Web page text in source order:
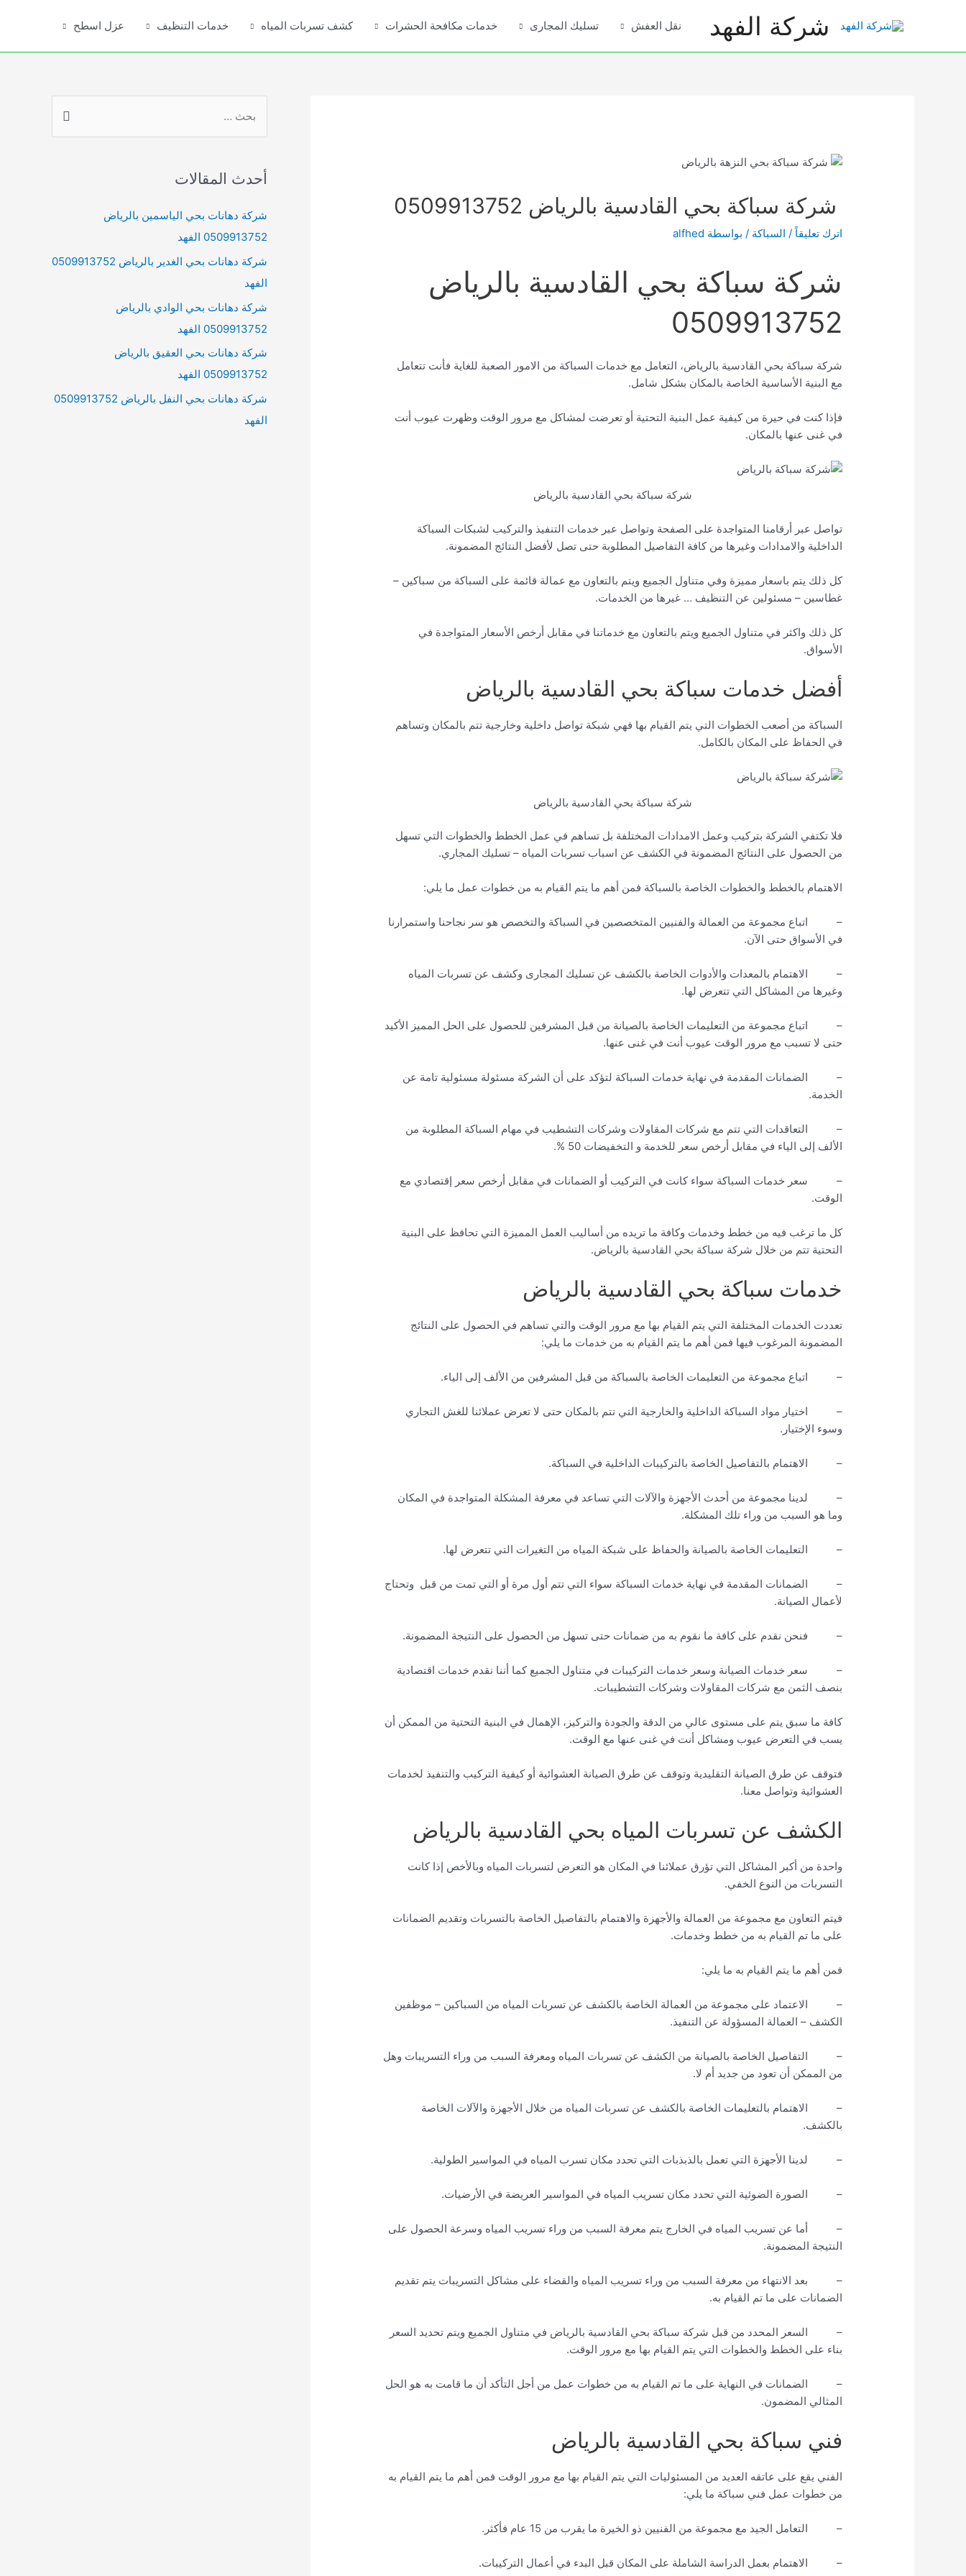
شركة الفهد نقل العفش تسليك المجارى خدمات مكافحة الحشرات كشف تسربات المياه خدمات التنظيف عزل اسطح
شركة سباكة بحي القادسية بالرياض 0509913752
اترك تعليقاً / السباكة / بواسطة alfhed
شركة سباكة بحي القادسية بالرياض
0509913752
شركة سباكة بحي القادسية بالرياض، التعامل مع خدمات السباكة من الامور الصعبة للغاية فأنت تتعامل
مع البنية الأساسية الخاصة بالمكان بشكل شامل.
فإذا كنت في حيرة من كيفية عمل البنية التحتية أو تعرضت لمشاكل مع مرور الوقت وظهرت عيوب أنت
في غنى عنها بالمكان.
شركة سباكة بحي القادسية بالرياض
تواصل عبر أرقامنا المتواجدة على الصفحة وتواصل عبر خدمات التنفيذ والتركيب لشبكات السباكة
الداخلية والامدادات وغيرها من كافة التفاصيل المطلوبة حتى تصل لأفضل النتائج المضمونة.
كل ذلك يتم باسعار مميزة وفي متناول الجميع ويتم بالتعاون مع عمالة قائمة على السباكة من سباكين –
غطاسين – مسئولين عن التنظيف … غيرها من الخدمات.
كل ذلك واكثر في متناول الجميع ويتم بالتعاون مع خدماتنا في مقابل أرخص الأسعار المتواجدة في
الأسواق.
أفضل خدمات سباكة بحي القادسية بالرياض
السباكة من أصعب الخطوات التي يتم القيام بها فهي شبكة تواصل داخلية وخارجية تتم بالمكان وتساهم
في الحفاظ على المكان بالكامل.
شركة سباكة بحي القادسية بالرياض
فلا تكتفي الشركة بتركيب وعمل الامدادات المختلفة بل تساهم في عمل الخطط والخطوات التي تسهل
من الحصول على النتائج المضمونة في الكشف عن اسباب تسربات المياه – تسليك المجاري.
الاهتمام بالخطط والخطوات الخاصة بالسباكة فمن أهم ما يتم القيام به من خطوات عمل ما يلي:
– اتباع مجموعة من العمالة والفنيين المتخصصين في السباكة والتخصص هو سر نجاحنا واستمرارنا
في الأسواق حتى الآن.
– الاهتمام بالمعدات والأدوات الخاصة بالكشف عن تسليك المجارى وكشف عن تسربات المياه
وغيرها من المشاكل التي تتعرض لها.
– اتباع مجموعة من التعليمات الخاصة بالصيانة من قبل المشرفين للحصول على الحل المميز الأكيد
حتى لا تسبب مع مرور الوقت عيوب أنت في غنى عنها.
– الضمانات المقدمة في نهاية خدمات السباكة لتؤكد على أن الشركة مسئولة مسئولية تامة عن
الخدمة.
– التعاقدات التي تتم مع شركات المقاولات وشركات التشطيب في مهام السباكة المطلوبة من
الألف إلى الياء في مقابل أرخص سعر للخدمة و التخفيضات 50 %.
– سعر خدمات السباكة سواء كانت في التركيب أو الضمانات في مقابل أرخص سعر إقتصادي مع
الوقت.
كل ما ترغب فيه من خطط وخدمات وكافة ما تريده من أساليب العمل المميزة التي تحافظ على البنية
التحتية تتم من خلال شركة سباكة بحي القادسية بالرياض.
خدمات سباكة بحي القادسية بالرياض
تعددت الخدمات المختلفة التي يتم القيام بها مع مرور الوقت والتي تساهم في الحصول على النتائج
المضمونة المرغوب فيها فمن أهم ما يتم القيام به من خدمات ما يلي:
– اتباع مجموعة من التعليمات الخاصة بالسباكة من قبل المشرفين من الألف إلى الياء.
– اختيار مواد السباكة الداخلية والخارجية التي تتم بالمكان حتى لا تعرض عملائنا للغش التجاري
وسوء الإختيار.
– الاهتمام بالتفاصيل الخاصة بالتركيبات الداخلية في السباكة.
– لدينا مجموعة من أحدث الأجهزة والآلات التي تساعد في معرفة المشكلة المتواجدة في المكان
وما هو السبب من وراء تلك المشكلة.
– التعليمات الخاصة بالصيانة والحفاظ على شبكة المياه من التغيرات التي تتعرض لها.
– الضمانات المقدمة في نهاية خدمات السباكة سواء التي تتم أول مرة أو التي تمت من قبل وتحتاج
لأعمال الصيانة.
– فنحن نقدم على كافة ما نقوم به من ضمانات حتى تسهل من الحصول على النتيجة المضمونة.
– سعر خدمات الصيانة وسعر خدمات التركيبات في متناول الجميع كما أننا نقدم خدمات اقتصادية
بنصف الثمن مع شركات المقاولات وشركات التشطيبات.
كافة ما سبق يتم على مستوى عالي من الدقة والجودة والتركيز، الإهمال في البنية التحتية من الممكن أن
يسب في التعرض عيوب ومشاكل أنت في غنى عنها مع الوقت.
فتوقف عن طرق الصيانة التقليدية وتوقف عن طرق الصيانة العشوائية أو كيفية التركيب والتنفيذ لخدمات
العشوائية وتواصل معنا.
الكشف عن تسربات المياه بحي القادسية بالرياض
واحدة من أكبر المشاكل التي تؤرق عملائنا في المكان هو التعرض لتسربات المياه وبالأخص إذا كانت
التسربات من النوع الخفي.
فيتم التعاون مع مجموعة من العمالة والأجهزة والاهتمام بالتفاصيل الخاصة بالتسربات وتقديم الضمانات
على ما تم القيام به من خطط وخدمات.
فمن أهم ما يتم القيام به ما يلي:
– الاعتماد على مجموعة من العمالة الخاصة بالكشف عن تسربات المياه من السباكين – موظفين
الكشف – العمالة المسؤولة عن التنفيذ.
– التفاصيل الخاصة بالصيانة من الكشف عن تسربات المياه ومعرفة السبب من وراء التسريبات وهل
من الممكن أن تعود من جديد أم لا.
– الاهتمام بالتعليمات الخاصة بالكشف عن تسربات المياه من خلال الأجهزة والآلات الخاصة
بالكشف.
– لدينا الأجهزة التي تعمل بالذبذبات التي تحدد مكان تسرب المياه في المواسير الطولية.
– الصورة الضوئية التي تحدد مكان تسريب المياه في المواسير العريضة في الأرضيات.
– أما عن تسريب المياه في الخارج يتم معرفة السبب من وراء تسريب المياه وسرعة الحصول على
النتيجة المضمونة.
– بعد الانتهاء من معرفة السبب من وراء تسريب المياه والقضاء على مشاكل التسريبات يتم تقديم
الضمانات على ما تم القيام به.
– السعر المحدد من قبل شركة سباكة بحي القادسية بالرياض في متناول الجميع ويتم تحديد السعر
بناء على الخطط والخطوات التي يتم القيام بها مع مرور الوقت.
– الضمانات في النهاية على ما تم القيام به من خطوات عمل من أجل التأكد أن ما قامت به هو الحل
المثالي المضمون.
فني سباكة بحي القادسية بالرياض
الفني يقع على عاتقه العديد من المسئوليات التي يتم القيام بها مع مرور الوقت فمن أهم ما يتم القيام به
من خطوات عمل فني سباكة ما يلي:
– التعامل الجيد مع مجموعة من الفنيين ذو الخيرة ما يقرب من 15 عام فأكثر.
– الاهتمام بعمل الدراسة الشاملة على المكان قبل البدء في أعمال التركيبات.
r
h
f
o
r
أحدث المقالات
شركة دهانات بحي الياسمين بالرياض
0509913752 الفهد
شركة دهانات بحي الغدير بالرياض 0509913752
الفهد
شركة دهانات بحي الوادي بالرياض
0509913752 الفهد
شركة دهانات بحي العقيق بالرياض
0509913752 الفهد
شركة دهانات بحي النفل بالرياض 0509913752
الفهد